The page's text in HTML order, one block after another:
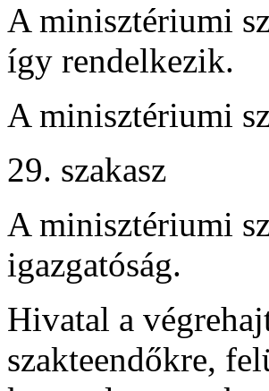
A minisztériumi
így rendelkezik.
A minisztériumi
29. szakasz
A minisztériumi
igazgatóság.
Hivatal a
szakteendőkre,